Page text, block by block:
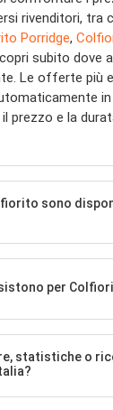
rivenditori, tra
Porridge,
subito dove
Le offerte più
in
prezzo e la
sono
per
statistiche o